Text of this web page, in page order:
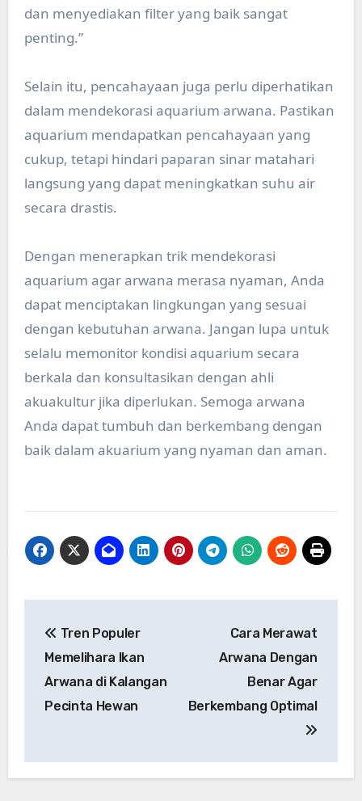
dan menyediakan filter yang baik sangat
penting.”
Selain itu, pencahayaan juga perlu diperhatikan
dalam mendekorasi aquarium arwana. Pastikan
aquarium mendapatkan pencahayaan yang
cukup, tetapi hindari paparan sinar matahari
langsung yang dapat meningkatkan suhu air
secara drastis.
Dengan menerapkan trik mendekorasi
aquarium agar arwana merasa nyaman, Anda
dapat menciptakan lingkungan yang sesuai
dengan kebutuhan arwana. Jangan lupa untuk
selalu memonitor kondisi aquarium secara
berkala dan konsultasikan dengan ahli
akuakultur jika diperlukan. Semoga arwana
Anda dapat tumbuh dan berkembang dengan
baik dalam akuarium yang nyaman dan aman.
navigation
Tren Populer
Memelihara Ikan
Arwana di Kalangan
Pecinta Hewan
Cara Merawat
Arwana Dengan
Benar Agar
Berkembang Optimal